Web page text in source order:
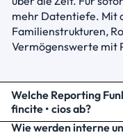
mehr Datentiefe. Mit
Familienstrukturen,
Vermögenswerte mit
Welche Reporting
fincite • cios ab?
Wie werden interne